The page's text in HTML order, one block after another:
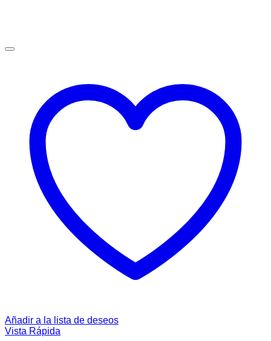
Añadir a la lista de deseos
Vista Rápida